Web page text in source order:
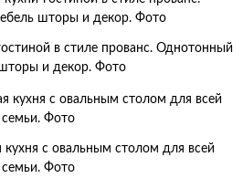
в стиле прованс. Однотонный
и декор. Фото
кухня с овальным столом для всей
семьи. Фото